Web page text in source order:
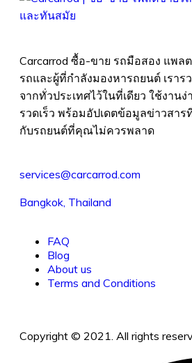
Carcarrod ซื้อ-ขาย รถมือสอง แพ
รถและผู้ที่กำลังมองหารถยนต์ เรา
จากทั่วประเทศไว้ในที่เดียว ใช้งาน
รวดเร็ว พร้อมอัปเดตข้อมูลข่าวสาร
กับรถยนต์ที่คุณไม่ควรพลาด
services@carcarrod.com
Bangkok, Thailand
FAQ
Blog
About us
Terms and Conditions
Copyright © 2021. All rights